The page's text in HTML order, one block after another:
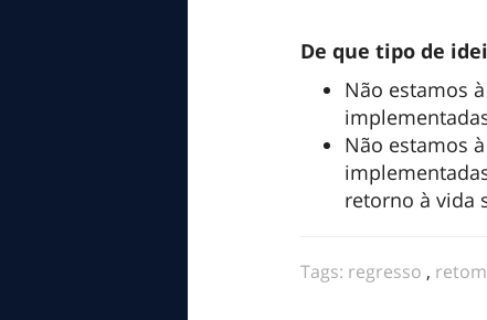
De que tipo de
Não estamos
Não estamos
retorno à vida
Tags: regresso ,